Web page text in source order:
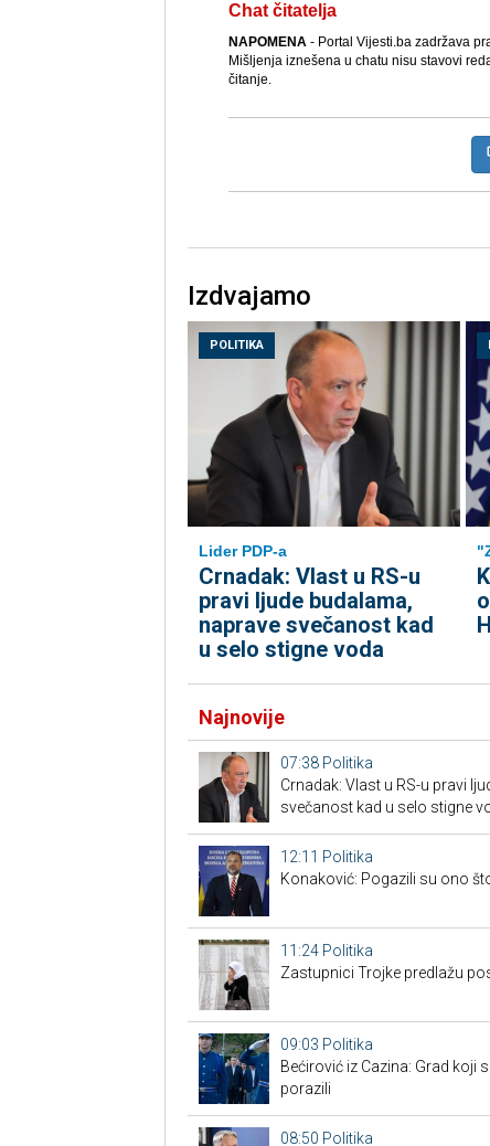
Chat čitatelja
NAPOMENA- Portal Vijesti.ba zadržava
Mišljenja iznešena u chatu nisu stavovi
čitanje.
Izdvajamo
POLITIKA
Lider PDP-a
Crnadak: Vlast u RS-u
pravi ljude budalama,
naprave svečanost kad
u selo stigne voda
Najnovije
07:38 Politika
Crnadak: Vlast u RS-u pravi
svečanost kad u selo stigne
12:11 Politika
Konaković: Pogazili su ono
11:24 Politika
Zastupnici Trojke predlažu
09:03 Politika
Bećirović iz Cazina: Grad koji
porazili
08:50 Politika